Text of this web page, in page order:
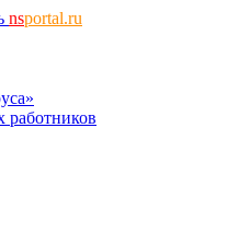
nsportal.ru
работников